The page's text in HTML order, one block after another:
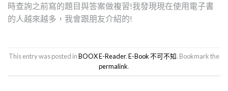
時查詢之前寫的題目與答案做複習!我發現現在使用電子書
的人越來越多，我會跟朋友介紹的!
This entry was posted inBOOX E-Reader,E-Book 不可不知. Bookmark the
permalink.